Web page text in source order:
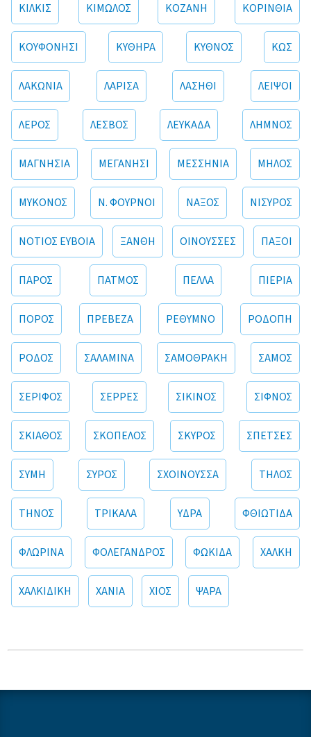
ΚΙΛΚΙΣ ΚΙΜΩΛΟΣ ΚΟΖΑΝΗ ΚΟΡΙΝΘΙΑ
ΚΟΥΦΟΝΗΣΙ ΚΥΘΗΡΑ ΚΥΘΝΟΣ ΚΩΣ
ΛΑΚΩΝΙΑ ΛΑΡΙΣΑ ΛΑΣΗΘΙ ΛΕΙΨΟΙ
ΛΕΡΟΣ ΛΕΣΒΟΣ ΛΕΥΚΑΔΑ ΛΗΜΝΟΣ
ΜΑΓΝΗΣΙΑ ΜΕΓΑΝΗΣΙ ΜΕΣΣΗΝΙΑ ΜΗΛΟΣ
ΜΥΚΟΝΟΣ Ν. ΦΟΥΡΝΟΙ ΝΑΞΟΣ ΝΙΣΥΡΟΣ
ΝΟΤΙΟΣ ΕΥΒΟΙΑ ΞΑΝΘΗ ΟΙΝΟΥΣΣΕΣ ΠΑΞΟΙ
ΠΑΡΟΣ ΠΑΤΜΟΣ ΠΕΛΛΑ ΠΙΕΡΙΑ
ΠΟΡΟΣ ΠΡΕΒΕΖΑ ΡΕΘΥΜΝΟ ΡΟΔΟΠΗ
ΡΟΔΟΣ ΣΑΛΑΜΙΝΑ ΣΑΜΟΘΡΑΚΗ ΣΑΜΟΣ
ΣΕΡΙΦΟΣ ΣΕΡΡΕΣ ΣΙΚΙΝΟΣ ΣΙΦΝΟΣ
ΣΚΙΑΘΟΣ ΣΚΟΠΕΛΟΣ ΣΚΥΡΟΣ ΣΠΕΤΣΕΣ
ΣΥΜΗ ΣΥΡΟΣ ΣΧΟΙΝΟΥΣΣΑ ΤΗΛΟΣ
ΤΗΝΟΣ ΤΡΙΚΑΛΑ ΥΔΡΑ ΦΘΙΩΤΙΔΑ
ΦΛΩΡΙΝΑ ΦΟΛΕΓΑΝΔΡΟΣ ΦΩΚΙΔΑ ΧΑΛΚΗ
ΧΑΛΚΙΔΙΚΗ ΧΑΝΙΑ ΧΙΟΣ ΨΑΡΑ